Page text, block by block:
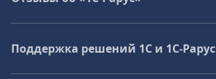
Поддержка решений 1С и 1С‑Рарус